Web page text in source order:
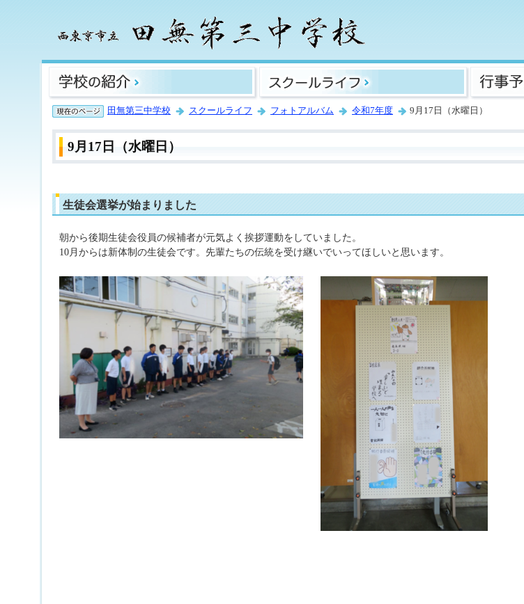
田無第三中学校 スクールライフ フォトアルバム 令和7年度 9月17日（水曜日）
9月17日（水曜日）
生徒会選挙が始まりました
朝から後期生徒会役員の候補者が元気よく挨拶運動をしていました。
10月からは新体制の生徒会です。先輩たちの伝統を受け継いでいってほしいと思います。